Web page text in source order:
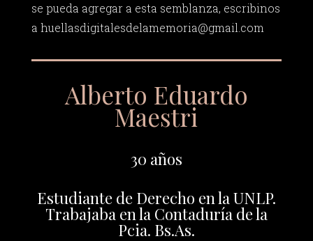
se pueda agregar a esta semblanza, escribinos
a huellasdigitalesdelamemoria@gmail.com
Alberto Eduardo
Maestri
30 años
Estudiante de Derecho en la UNLP.
Trabajaba en la Contaduría de la
Pcia. Bs.As.